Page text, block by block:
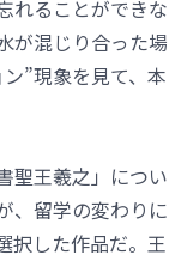
れることができな
が混じり合った場
”現象を見て、本
聖王羲之」につい
、留学の変わりに
択した作品だ。王